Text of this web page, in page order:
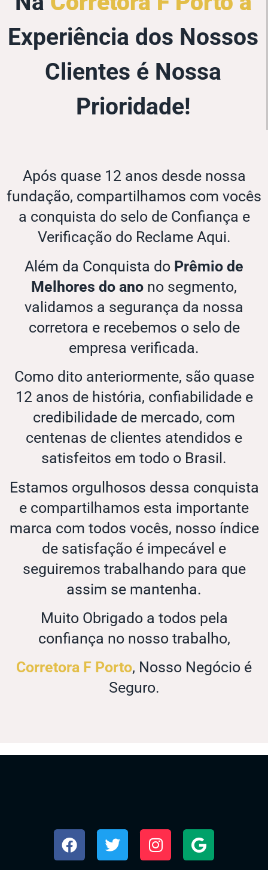
Experiência dos Nossos
Clientes é Nossa
Prioridade!
Após quase 12 anos desde nossa
fundação, compartilhamos com vocês
a conquista do selo de Confiança e
Verificação do Reclame Aqui.
Além da Conquista do Prêmio de
Melhores do ano no segmento,
validamos a segurança da nossa
corretora e recebemos o selo de
empresa verificada.
Como dito anteriormente, são quase
12 anos de história, confiabilidade e
credibilidade de mercado, com
centenas de clientes atendidos e
satisfeitos em todo o Brasil.
Estamos orgulhosos dessa conquista
e compartilhamos esta importante
marca com todos vocês, nosso índice
de satisfação é impecável e
seguiremos trabalhando para que
assim se mantenha.
Muito Obrigado a todos pela
confiança no nosso trabalho,
Corretora F Porto, Nosso Negócio é
Seguro.